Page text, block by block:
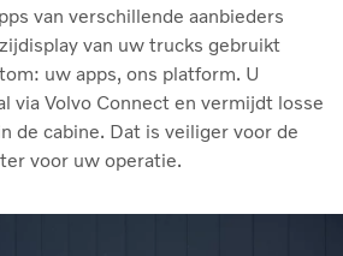
van verschillende aanbieders
van uw trucks gebruikt
uw apps, ons platform. U
via Volvo Connect en vermijdt losse
de cabine. Dat is veiliger voor de
voor uw operatie.